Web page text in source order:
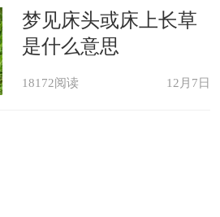
梦见床头或床上长草
是什么意思
18172阅读 12月7日